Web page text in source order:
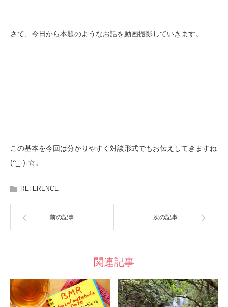
さて、今日から本題のようなお話を動画撮影していきます。
この基本を今回は分かりやすく対談形式でもお伝えしてきますね
(^_-)-☆。
REFERENCE
前の記事 次の記事
関連記事